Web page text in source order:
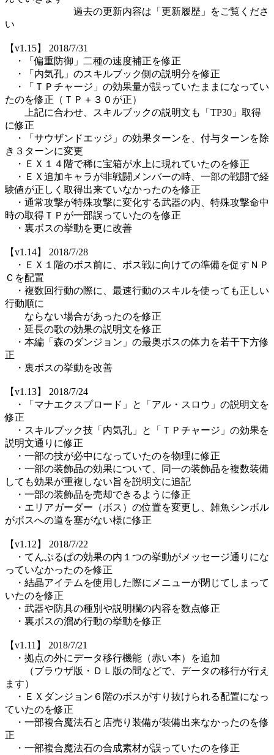
過去の更新内容は「更新履歴」をご覧くださ
い
【v1.15】 2018/7/31
・「偏重防御」二種の速度補正を修正
・「内気孔」のスキルブック側の説明分を修正
・「ＴＰチャージ」の効果量が誤っていたままになってい
たのを修正（ＴＰ＋３０が正）
上記に合わせ、スキルブックの説明文も「TP30」取得
に修正
・「サウザンドエッジ」の効果ターンを、付与ターンを除
き３ターンに変更
・ＥＸ１４階で稀に宝箱が水上に現れていたのを修正
・ＥＸ追加キャラが非戦闘メンバーの時、一部の戦闘で経
験値が正しく取得出来ていなかったのを修正
・通常攻撃が特殊攻撃に変化する武器の内、特殊攻撃命中
時の取得ＴＰが一部誤っていたのを修正
・裏ボスの挙動を更に改善
【v1.14】 2018/7/28
・ＥＸ１階のボス前に、ボス戦に向けての準備を促すＮＰ
Ｃを配置
・複数回行動の際に、最速行動のスキルを使っても正しい
行動順に
ならない場合があったのを修正
・延長の歌の効果の説明文を修正
・本編「森のダンジョン」の最奥ボスの体力を若干下方修
正
・裏ボスの挙動を改善
【v1.13】 2018/7/24
・「マナエクスプロード」と「アル・スロウ」の説明文を
修正
・スキルブック技「内気孔」と「ＴＰチャージ」の効果を
説明文通りに修正
・一部の技が必中になっていたのを物理に修正
・一部の装飾品の効果について、同一の装飾品を複数装備
しても効果が重複しない旨を説明文に追記
・一部の装飾品を売却できるように修正
・エリアガーダー（ボス）の位置を変更し、雑魚シンボル
がボスへの道を塞がない様に修正
【v1.12】 2018/7/22
・てんぷるぱの効果の内１つの挙動がメッセージ通りにな
っていなかったのを修正
・結晶アイテムを使用した際にメニューが閉じてしまって
いたのを修正
・武器や防具の種別や説明欄の内容を数点修正
・裏ボスの溜め行動の挙動を修正
【v1.11】 2018/7/21
・拠点の外にデータ移行機能（赤い本）を追加
（ブラウザ版・ＤＬ版の間などで、データの移行が行え
ます）
・ＥＸダンジョン６階のボスがすり抜けられる配置になっ
ていたのを修正
・一部複合魔法石と店売り装備が装備出来なかったのを修
正
・一部複合魔法石の合成素材が誤っていたのを修正